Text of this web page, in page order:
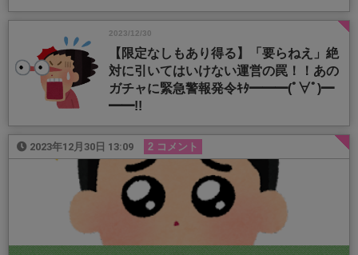
2023/12/30
【限定なしもあり得る】「要らねえ」絶
対に引いてはいけない運営の罠！！あの
ガチャに緊急警報発令ｷﾀ━━━(ﾟ∀ﾟ)━
━━!!
2023年12月30日 13:09 2 コメント